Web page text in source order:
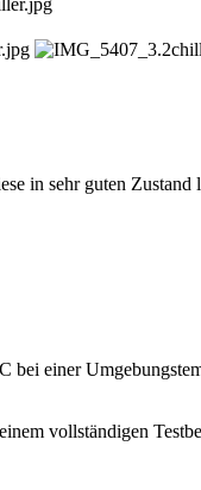
sehr guten
bei einer
vollständigen